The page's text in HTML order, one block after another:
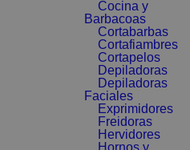
Cocina y
Barbacoas
Cortabarbas
Cortafiambres
Cortapelos
Depiladoras
Depiladoras
Faciales
Exprimidores
Freidoras
Hervidores
Hornos y